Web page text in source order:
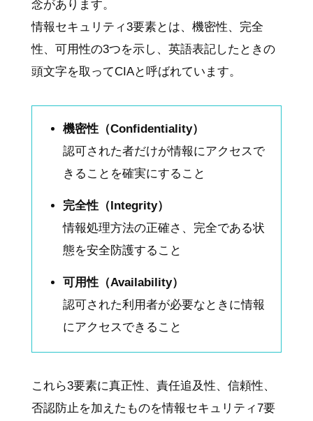
念があります。
情報セキュリティ3要素とは、機密性、完全
性、可用性の3つを示し、英語表記したときの
頭文字を取ってCIAと呼ばれています。
機密性（Confidentiality）
認可された者だけが情報にアクセスで
きることを確実にすること
完全性（Integrity）
情報処理方法の正確さ、完全である状
態を安全防護すること
可用性（Availability）
認可された利用者が必要なときに情報
にアクセスできること
これら3要素に真正性、責任追及性、信頼性、
否認防止を加えたものを情報セキュリティ7要